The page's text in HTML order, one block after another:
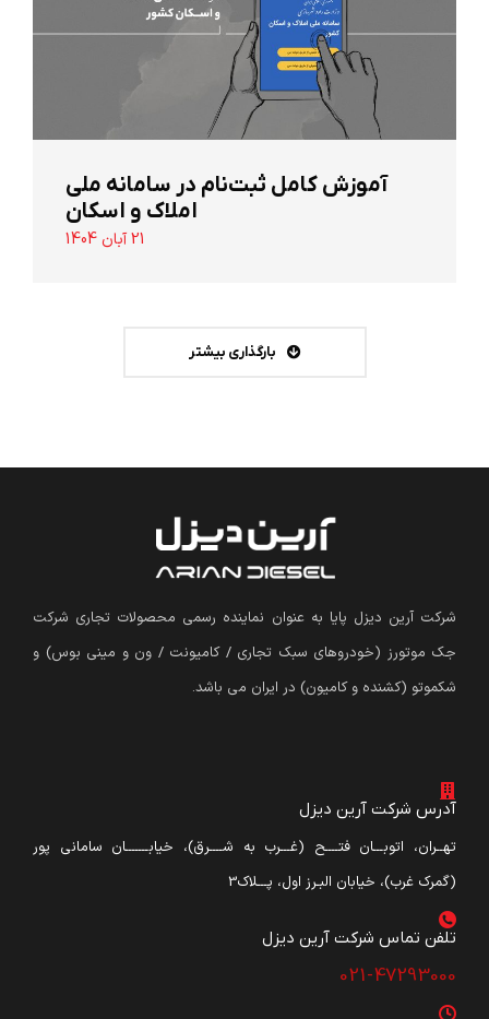
آموزش کامل ثبت‌نام در سامانه ملی
املاک و اسکان
21 آبان 1404
بارگذاری بیشتر
شرکت آرین دیزل پایا به عنوان نماینده رسمی محصولات تجاری شرکت
جک موتورز (خودروهای سبک تجاری / کامیونت / ون و مینی بوس) و
شکموتو (کشنده و کامیون) در ایران می باشد.
آدرس شرکت آرین دیزل
تهــران، اتوبـــان فتــــح (غـــرب به شــــرق)، خیابـــــــان سامانی پور
(گمرک غرب)، خیابان البـرز اول، پـــلاک3
تلفن تماس شرکت آرین دیزل​
021-47293000